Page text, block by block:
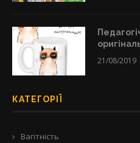
21/08/2019
КАТЕГОРІЇ
Вагітність